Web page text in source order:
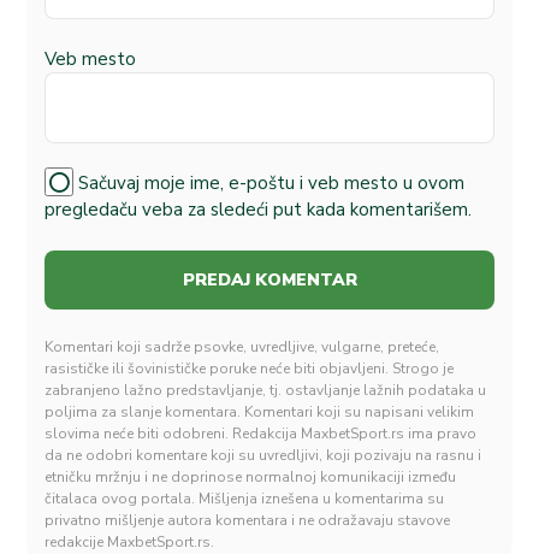
Veb mesto
Sačuvaj moje ime, e-poštu i veb mesto u ovom
pregledaču veba za sledeći put kada komentarišem.
Komentari koji sadrže psovke, uvredljive, vulgarne, preteće,
rasističke ili šovinističke poruke neće biti objavljeni. Strogo je
zabranjeno lažno predstavljanje, tj. ostavljanje lažnih podataka u
poljima za slanje komentara. Komentari koji su napisani velikim
slovima neće biti odobreni. Redakcija MaxbetSport.rs ima pravo
da ne odobri komentare koji su uvredljivi, koji pozivaju na rasnu i
etničku mržnju i ne doprinose normalnoj komunikaciji između
čitalaca ovog portala. Mišljenja iznešena u komentarima su
privatno mišljenje autora komentara i ne odražavaju stavove
redakcije MaxbetSport.rs.